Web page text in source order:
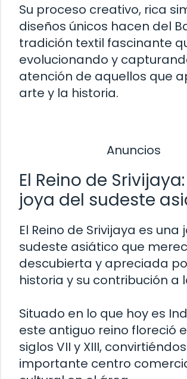
Su proceso creativo, rica
diseños únicos hacen del
tradición textil fascinante
evolucionando y
atención de aquellos que
arte y la historia.
Anuncios
El Reino de
joya del sudeste
El Reino de Srivijaya es una
sudeste asiático que
descubierta y apreciada
historia y su contribución a
Situado en lo que hoy es
este antiguo reino floreció
siglos VII y XIII,
importante centro